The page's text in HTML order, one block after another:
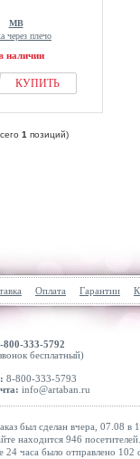
MB
через плечо
наличии
КУПИТЬ
1 позиций)
Оплата Гарантии
800-333-5792
бесплатный)
8-800-333-5793
info@artaban.ru
был сделан вчера, 07.08
находится 946
24 часа было отправлено